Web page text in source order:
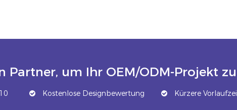
Partner, um Ihr OEM/ODM-Projekt
Kostenlose Designbewertung Kürzere